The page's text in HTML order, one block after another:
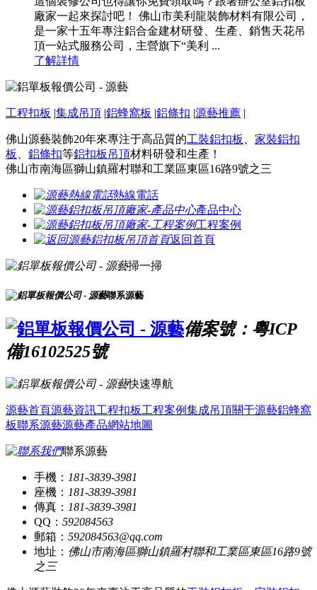
廠家一起來探討吧！ 佛山市美利龍裝飾材料有限公司，
是一家十五年專注鋁合金建材研發、生產、銷售天花吊
頂一站式服務公司，主營旗下“美利 ...
了解詳情
工程扣板 |集成吊頂 |鋁蜂窩板 |鋁條扣 |源藝推薦 |
佛山源藝裝飾20年來專注于高品質的工裝鋁扣板
家裝鋁扣
板
鋁條扣等鋁扣板吊頂材料研發和生產！
佛山市南海區獅山鎮羅村聯和工業區東區16路9號之三
熱線電話
產品中心
工程案例
返回首頁
掃一掃
聯系源藝
備案號：粵ICP
備16102525號
快速導航
源藝首頁源藝資訊工程扣板工程案例集成吊頂關于源藝鋁蜂窩
板聯系源藝源藝產品網站地圖
聯系源藝
手機： 181-3839-3981
座機： 181-3839-3981
傳真： 181-3839-3981
QQ： 592084563
郵箱： 592084563@qq.com
地址： 佛山市南海區獅山鎮羅村聯和工業區東區16路9號
之三